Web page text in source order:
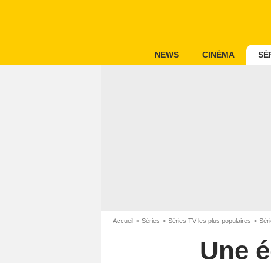
NEWS CINÉMA
Accueil Séries Séries TV les plus populaires
Une